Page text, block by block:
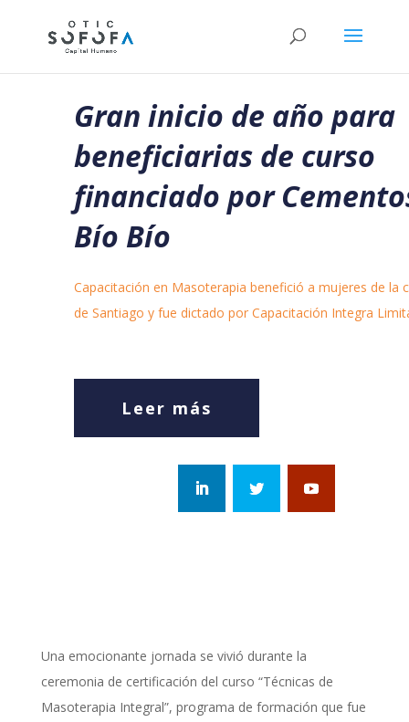
Gran inicio de año para
beneficiarias de curso
financiado por
Bío Bío
Capacitación en Masoterapia benefició a mujeres de la
de Santiago y fue dictado por Capacitación Integra
Leer más
Una emocionante jornada se vivió durante la
ceremonia de certificación del curso “Técnicas de
Masoterapia Integral”, programa de formación que fue